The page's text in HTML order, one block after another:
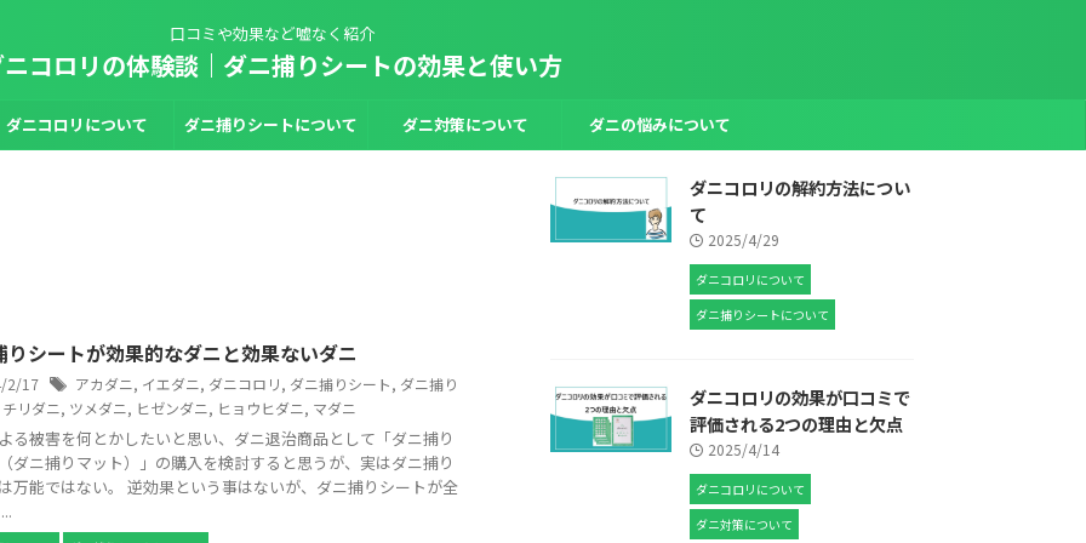
口コミや効果など嘘なく紹介
コロリの体験談｜ダニ捕りシートの効果と使い方
ダニコロリについて ダニ捕りシートについて ダニ対策について ダニの悩みについて
りシートが効果的なダニと効果ないダニ
2/17 アカダニ, イエダニ, ダニコロリ, ダニ捕りシート, ダニ捕り
チリダニ, ツメダニ, ヒゼンダニ, ヒョウヒダニ, マダニ
る被害を何とかしたいと思い、ダニ退治商品として「ダニ捕り
ダニ捕りマット）」の購入を検討すると思うが、実はダニ捕り
万能ではない。 逆効果という事はないが、ダニ捕りシートが全
ダニコロリの解約方法につい
て
2025/4/29
ダニコロリについて
ダニ捕りシートについて
ダニコロリの効果が口コミで
評価される2つの理由と欠点
2025/4/14
ダニコロリについて
ダニ対策について